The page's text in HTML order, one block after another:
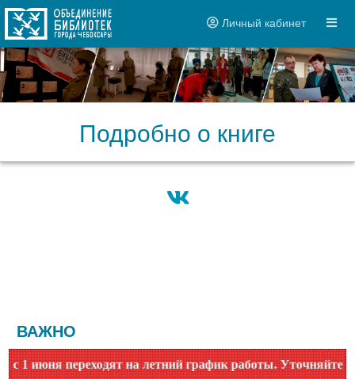
Личный кабинет
Подробно о книге
ВАЖНО
переходят на летний график работы. Уточняйте время